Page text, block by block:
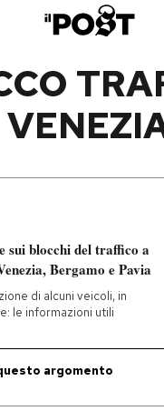
Libri
Ok
sui blocchi del traffico a
Bergamo e Pavia
di alcuni veicoli, in
le informazioni utili
argomento